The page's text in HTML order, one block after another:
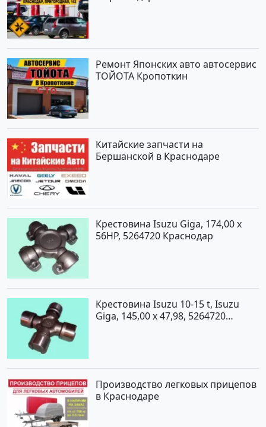
Ремонт Японских авто автосервис
ТОЙОТА Кропоткин
Китайские запчасти на
Бершанской в Краснодаре
Крестовина Isuzu Giga, 174,00 x
56HP, 5264720 Краснодар
Крестовина Isuzu 10-15 t, Isuzu
Giga, 145,00 x 47,98, 5264720
Производство легковых прицепов
в Краснодаре